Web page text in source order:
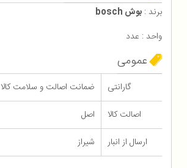
برند : بوش bosch
واحد : عدد
عمومی
گارانتی
ضمانت اصالت و سلامت کالا
اصالت کالا
اصل
ارسال از انبار
شیراز